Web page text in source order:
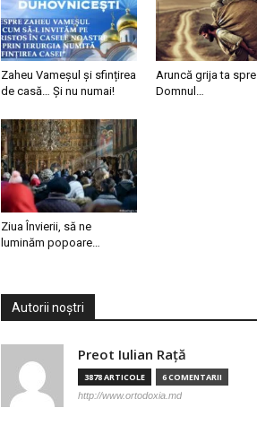
Zaheu Vameșul și sfințirea
de casă… Și nu numai!
Aruncă grija ta spre
Domnul…
Ziua Învierii, să ne
luminăm popoare…
Autorii noștri
Preot Iulian Raţă
3878 ARTICOLE 6 COMENTARII
http://www.ortodoxia.md